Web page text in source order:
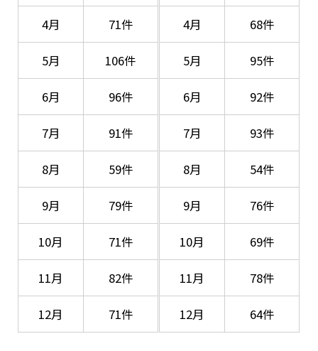
4月 71件
5月 106件
6月 96件
7月 91件
8月 59件
9月 79件
10月 71件
11月 82件
12月 71件
4月 68件
5月 95件
6月 92件
7月 93件
8月 54件
9月 76件
10月 69件
11月 78件
12月 64件